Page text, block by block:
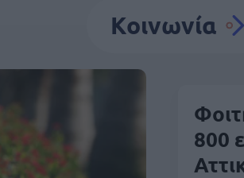
Κοινωνία
800